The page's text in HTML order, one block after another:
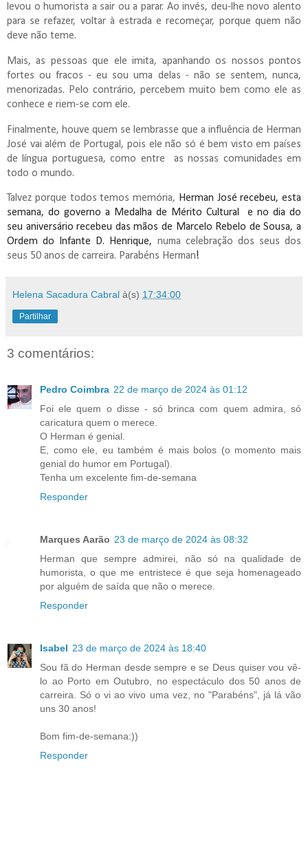
levou o humorista a sair ou a parar. Ao invés, deu-lhe novo alento
para se refazer, voltar à estrada e recomeçar, porque quem não
deve não teme.
Mais, as pessoas que ele imita, apanhando os nossos pontos
fortes ou fracos - eu sou uma delas - não se sentem, nunca,
menorizadas. Pelo contrário, percebem muito bem como ele as
conhece e riem-se com ele.
Finalmente, houve quem se lembrasse que a influência de Herman
José vai além de Portugal, pois ele não só é bem visto em países
de língua portuguesa, como entre as nossas comunidades em
todo o mundo.
Talvez porque todos temos memória, Herman José recebeu, esta
semana, do governo a Medalha de Mérito Cultural e no dia do
seu aniversário recebeu das mãos de Marcelo Rebelo de Sousa, a
Ordem do Infante D. Henrique, numa celebração dos seus dos
seus 50 anos de carreira. Parabéns Herman!
Helena Sacadura Cabral à(s) 17:34:00
Partilhar
3 comentários:
Pedro Coimbra 22 de março de 2024 às 01:12
Foi ele quem o disse - só brinca com quem admira, só
caricatura quem o merece.
O Herman é genial.
E, como ele, eu também é mais bolos (o momento mais
genial do humor em Portugal).
Tenha um excelente fim-de-semana
Responder
Marques Aarão 23 de março de 2024 às 08:32
Herman que sempre admirei, não só na qualidade de
humorista, o que me entristece é que seja homenageado
por alguém de saída que não o merece.
Responder
Isabel 23 de março de 2024 às 18:40
Sou fã do Herman desde sempre e se Deus quiser vou vê-
lo ao Porto em Outubro, no espectáculo dos 50 anos de
carreira. Só o vi ao vivo uma vez, no "Parabéns", já lá vão
uns 30 anos!
Bom fim-de-semana:))
Responder